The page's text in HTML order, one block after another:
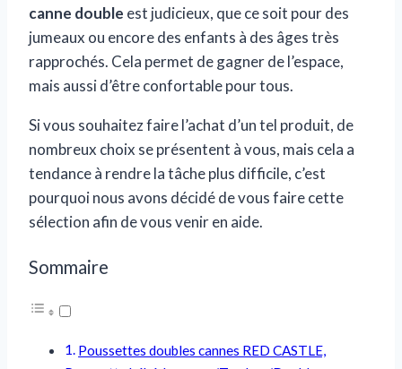
canne double est judicieux, que ce soit pour des
jumeaux ou encore des enfants à des âges très
rapprochés. Cela permet de gagner de l’espace,
mais aussi d’être confortable pour tous.
Si vous souhaitez faire l’achat d’un tel produit, de
nombreux choix se présentent à vous, mais cela a
tendance à rendre la tâche plus difficile, c’est
pourquoi nous avons décidé de vous faire cette
sélection afin de vous venir en aide.
Sommaire
Poussettes doubles cannes RED CASTLE,